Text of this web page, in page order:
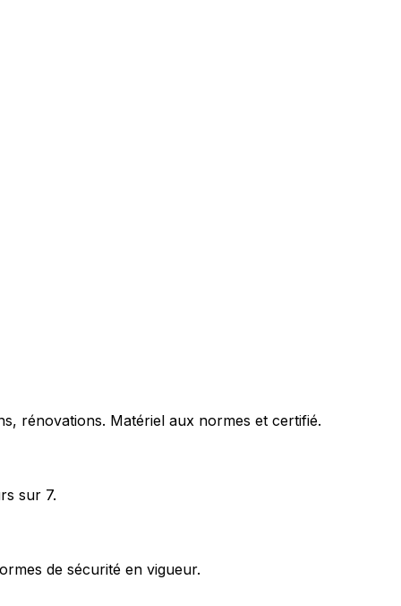
rénovations. Matériel aux normes et certifié.
sur 7.
de sécurité en vigueur.